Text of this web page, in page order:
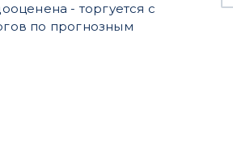
- торгуется c
по прогнозным